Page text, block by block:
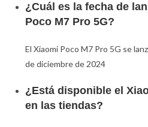
¿Cuál es la fecha de
Poco M7 Pro 5G?
El Xiaomi Poco M7 Pro 5G se
de diciembre de 2024
¿Está disponible el
en las tiendas?